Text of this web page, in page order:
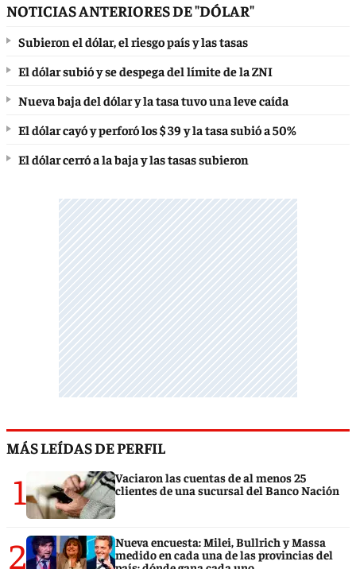
NOTICIAS ANTERIORES DE "DÓLAR"
Subieron el dólar, el riesgo país y las tasas
El dólar subió y se despega del límite de la ZNI
Nueva baja del dólar y la tasa tuvo una leve caída
El dólar cayó y perforó los $ 39 y la tasa subió a 50%
El dólar cerró a la baja y las tasas subieron
MÁS LEÍDAS DE PERFIL
1
Vaciaron las cuentas de al menos 25
clientes de una sucursal del Banco Nación
2
Nueva encuesta: Milei, Bullrich y Massa
medido en cada una de las provincias del